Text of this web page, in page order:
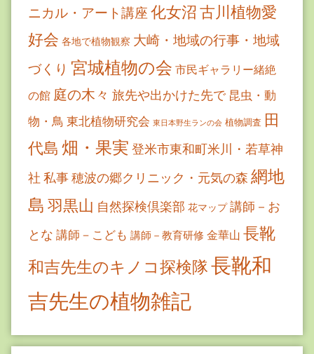
ニカル・アート講座 化女沼古川植物愛
好会 各地で植物観察 大崎・地域の行事・地域
づくり 宮城植物の会 市民ギャラリー緒絶
の館 庭の木々 旅先や出かけた先で 昆虫・動
物・鳥 東北植物研究会 東日本野生ランの会 植物調査 田
代島 畑・果実 登米市東和町米川・若草神
社 私事穂波の郷クリニック・元気の森 網地
島 羽黒山 自然探検倶楽部 花マップ 講師－お
とな 講師－こども 講師－教育研修 金華山 長靴
和吉先生のキノコ探検隊長靴和
吉先生の植物雑記